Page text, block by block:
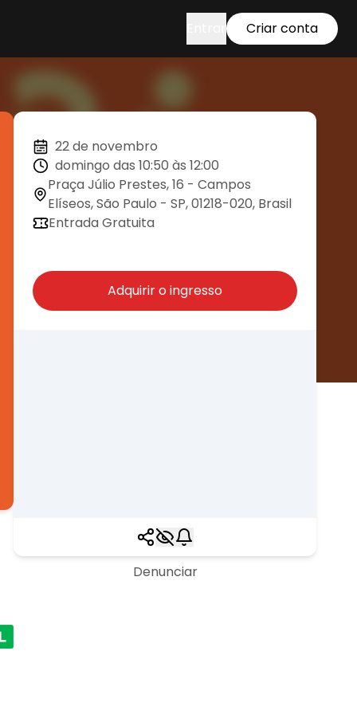
Criar conta
22 de novembro
domingo das 10:50 às 12:00
Praça Júlio Prestes, 16 - Campos
Elíseos, São Paulo - SP, 01218-020, Brasil
Entrada Gratuita
Adquirir o ingresso
Denunciar